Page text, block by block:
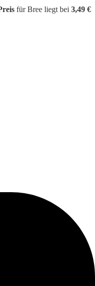
für Bree liegt bei 3,49 €